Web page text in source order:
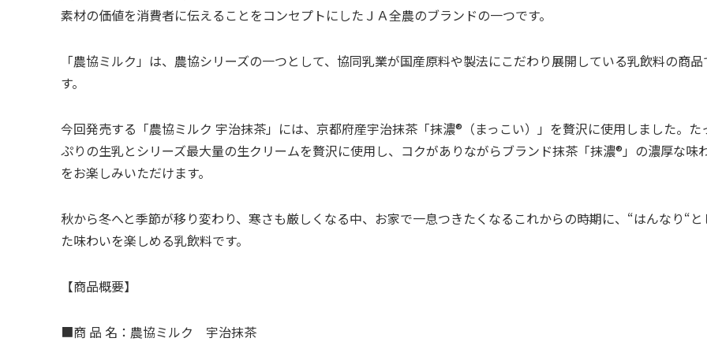
素材の価値を消費者に伝えることをコンセプトにしたＪＡ全農のブランドの一つです。
「農協ミルク」は、農協シリーズの一つとして、協同乳業が国産原料や製法にこだわり展開している乳飲料の商品
す。
今回発売する「農協ミルク 宇治抹茶」には、京都府産宇治抹茶「抹濃® （まっこい）」を贅沢に使用しました。た
ぷりの生乳とシリーズ最大量の生クリームを贅沢に使用し、コクがありながらブランド抹茶「抹濃® 」の濃厚な味
をお楽しみいただけます。
秋から冬へと季節が移り変わり、寒さも厳しくなる中、お家で一息つきたくなるこれからの時期に、“はんなり“と
た味わいを楽しめる乳飲料です。
【商品概要】
■商 品 名：農協ミルク 宇治抹茶